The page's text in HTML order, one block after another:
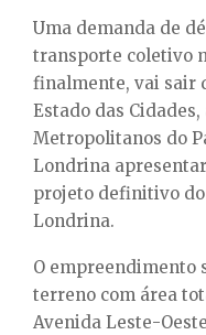
Uma demanda de
transporte coletivo
finalmente, vai sair
Estado das
Metropolitanos do
Londrina
projeto definitivo
Londrina.
O empreendimento
terreno com área
Avenida Leste-